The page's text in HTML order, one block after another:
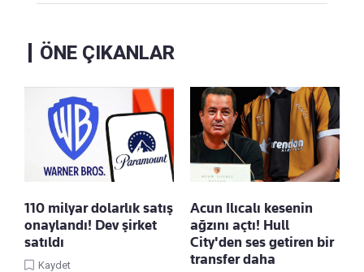
ÖNE ÇIKANLAR
110 milyar dolarlık satış
onaylandı! Dev şirket
satıldı
Kaydet
Acun Ilıcalı kesenin
ağzını açtı! Hull
City'den ses getiren bir
transfer daha